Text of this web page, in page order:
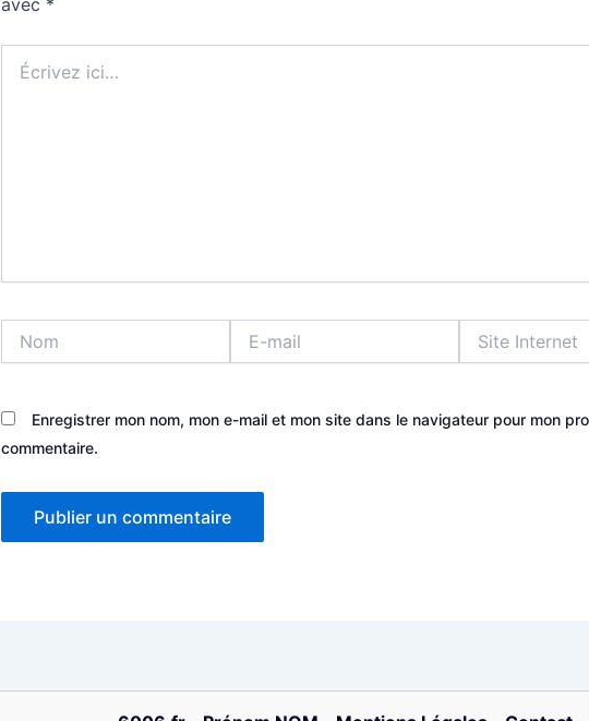
ici…
mail
Internet
Enregistrer mon nom, mon e-mail et mon site dans le navigateur pour mon
commentaire.